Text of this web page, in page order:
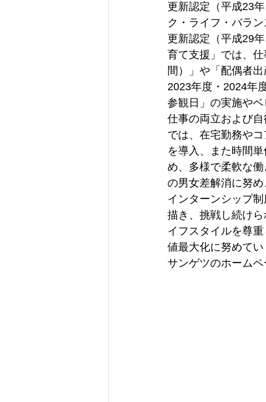
更新認定（平成23
ク・ライフ・バラ
更新認定（平成29
育て支援」では、
間）」や「配偶者
2023年度・2024年
参観日」の実施や
仕事の両立および
では、在宅勤務や
を導入、また時間
め、多様で柔軟な
の男女差解消に努
インターンシップ
描き、挑戦し続け
イフスタイルを尊
値最大化に努めて
サンゲツのホームペ